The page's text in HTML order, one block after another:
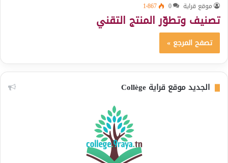
موقع قراية 0 1٬867
تصنيف وتطوّر المنتج التقني
تصفح المرجع »
الجديد موقع قراية Collège